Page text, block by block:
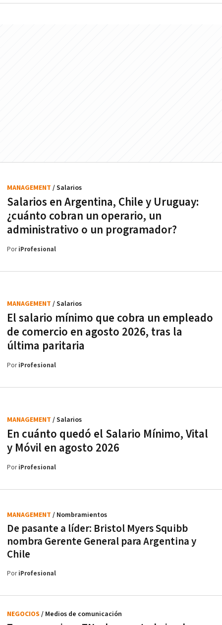
Salarios en Argentina, Chile y Uruguay:
¿cuánto cobran un operario, un
administrativo o un programador?
MANAGEMENT / Salarios
PoriProfesional
El salario mínimo que cobra un empleado
de comercio en agosto 2026, tras la
última paritaria
MANAGEMENT / Salarios
PoriProfesional
En cuánto quedó el Salario Mínimo, Vital
y Móvil en agosto 2026
MANAGEMENT / Salarios
PoriProfesional
De pasante a líder: Bristol Myers Squibb
nombra Gerente General para Argentina y
Chile
MANAGEMENT / Nombramientos
PoriProfesional
NEGOCIOS / Medios de comunicación